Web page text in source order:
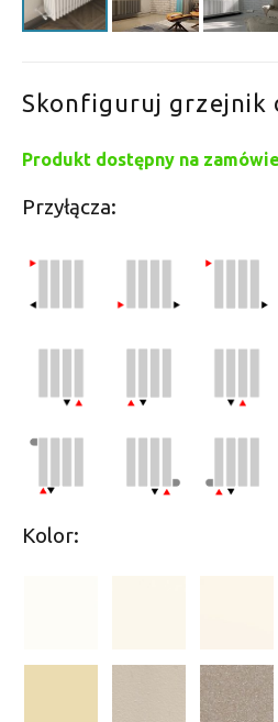
Skonfiguruj grzejnik
Produkt dostępny na
Przyłącza:
Kolor: